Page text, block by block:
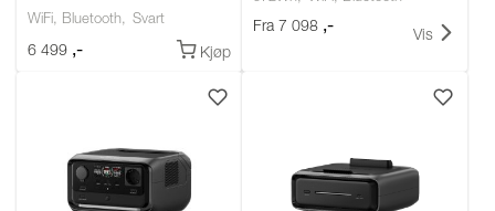
WiFi, Bluetooth Svart
6 499 ,- Kjøp
Fra 7 098 ,- Vis